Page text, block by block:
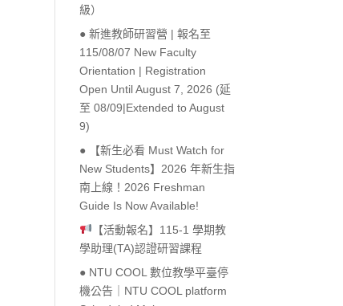
Outlook Live
級）
● 新進教師研習營 | 報名至
115/08/07 New Faculty
Orientation | Registration
Open Until August 7, 2026 (延
至 08/09|Extended to August
9)
● 【新生必看 Must Watch for
New Students】2026 年新生指
南上線！2026 Freshman
Guide Is Now Available!
【活動報名】115-1 學期教
學助理(TA)認證研習課程
● NTU COOL 數位教學平臺停
機公告｜NTU COOL platform